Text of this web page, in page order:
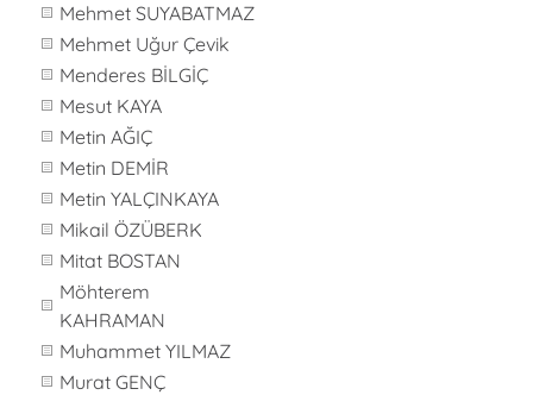
Mehmet SUYABATMAZ
Mehmet Uğur Çevik
Menderes BİLGİÇ
Mesut KAYA
Metin AĞIÇ
Metin DEMİR
Metin YALÇINKAYA
Mikail ÖZÜBERK
Mitat BOSTAN
Möhterem
KAHRAMAN
Muhammet YILMAZ
Murat GENÇ